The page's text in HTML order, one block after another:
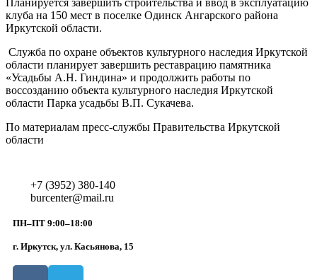
Планируется завершить строительства и ввод в эксплуатацию
клуба на 150 мест в поселке Одинск Ангарского района
Иркутской области.
Служба по охране объектов культурного наследия Иркутской
области планирует завершить реставрацию памятника
«Усадьбы А.Н. Гиндина» и продолжить работы по
воссозданию объекта культурного наследия Иркутской
области Парка усадьбы В.П. Сукачева.
По материалам пресс-службы Правительства Иркутской
области
+7 (3952) 380-140
burcenter@mail.ru
ПН–ПТ 9:00–18:00
г. Иркутск, ул. Касьянова, 15